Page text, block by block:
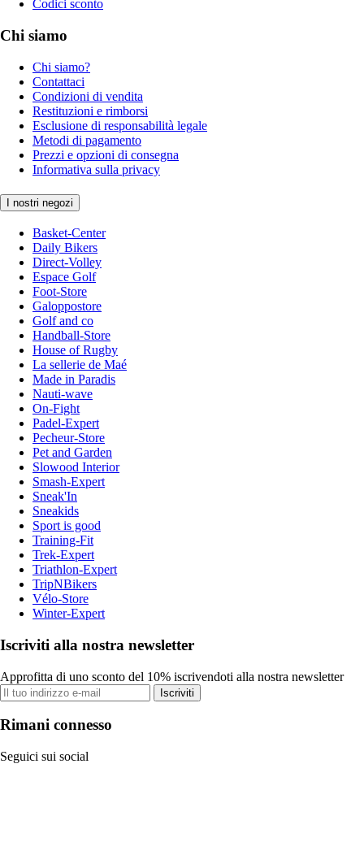
Codici sconto
Chi siamo
Chi siamo?
Contattaci
Condizioni di vendita
Restituzioni e rimborsi
Esclusione di responsabilità legale
Metodi di pagamento
Prezzi e opzioni di consegna
Informativa sulla privacy
I nostri negozi
Basket-Center
Daily Bikers
Direct-Volley
Espace Golf
Foot-Store
Galoppostore
Golf and co
Handball-Store
House of Rugby
La sellerie de Maé
Made in Paradis
Nauti-wave
On-Fight
Padel-Expert
Pecheur-Store
Pet and Garden
Slowood Interior
Smash-Expert
Sneak'In
Sneakids
Sport is good
Training-Fit
Trek-Expert
Triathlon-Expert
TripNBikers
Vélo-Store
Winter-Expert
Iscriviti alla nostra newsletter
Approfitta di uno sconto del 10% iscrivendoti alla nostra newsletter
Iscriviti
Rimani connesso
Seguici sui social